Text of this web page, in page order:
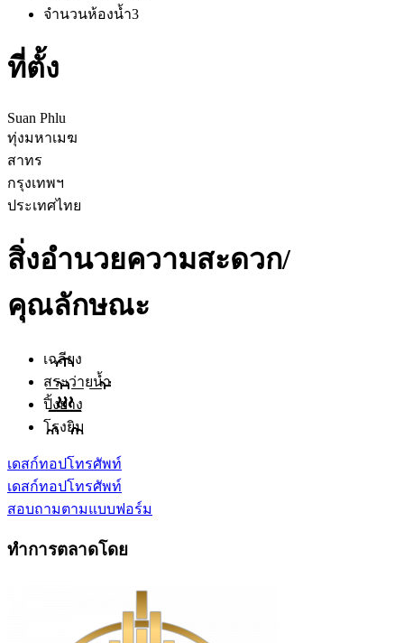
จำนวนห้องน้ำ3
ที่ตั้ง
Suan Phlu
ทุ่งมหาเมฆ
สาทร
กรุงเทพฯ
ประเทศไทย
สิ่งอำนวยความสะดวก/
คุณลักษณะ
เฉลียง
สระว่ายน้ำ
ปิ้งย่าง
โรงยิม
เดสก์ทอปโทรศัพท์
เดสก์ทอปโทรศัพท์
สอบถามตามแบบฟอร์ม
ทำการตลาดโดย